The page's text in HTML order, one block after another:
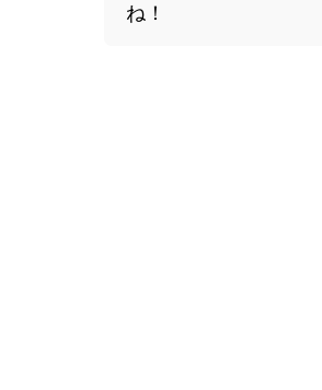
ね！